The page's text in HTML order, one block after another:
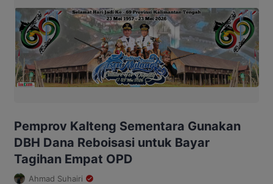
Pemprov Kalteng Sementara Gunakan
DBH Dana Reboisasi untuk Bayar
Tagihan Empat OPD
Ahmad Suhairi